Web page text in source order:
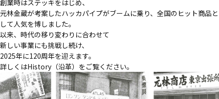
創業時はステッキをはじめ、
元林金蔵が考案したハッカパイプがブームに乗り、全国のヒット商品と
して人気を博しました。
以来、時代の移り変わりに合わせて
新しい事業にも挑戦し続け、
2025年に120周年を迎えます。
詳しくはHistory（沿革）をご覧ください。